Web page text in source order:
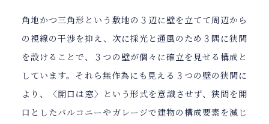
角地かつ三角形という敷地の３辺に壁を立てて周辺から
の視線の干渉を抑え、次に採光と通風のため３隅に狭間
を設けることで、３つの壁が個々に確立を見せる構成と
しています。それら無作為にも見える３つの壁の狭間に
より、〈開口は窓〉という形式を意識させず、狭間を開
口としたバルコニーやガレージで建物の構成要素を減じ